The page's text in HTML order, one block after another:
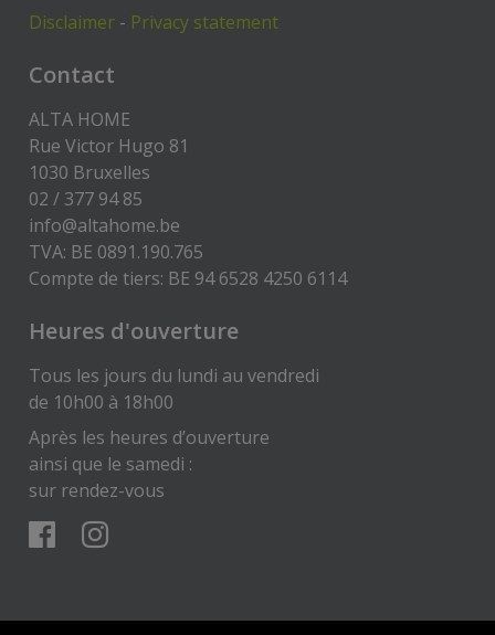
Disclaimer - Privacy statement
Contact
ALTA HOME
Rue Victor Hugo 81
1030 Bruxelles
02 / 377 94 85
info@altahome.be
TVA: BE 0891.190.765
Compte de tiers: BE 94 6528 4250 6114
Heures d'ouverture
Tous les jours du lundi au vendredi
de 10h00 à 18h00
Après les heures d’ouverture
ainsi que le samedi :
sur rendez-vous